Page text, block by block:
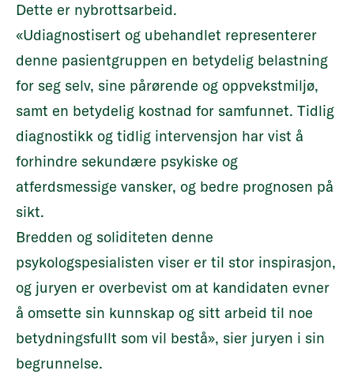
Dette er nybrottsarbeid.
«Udiagnostisert og ubehandlet representerer
denne pasientgruppen en betydelig belastning
for seg selv, sine pårørende og oppvekstmiljø,
samt en betydelig kostnad for samfunnet. Tidlig
diagnostikk og tidlig intervensjon har vist å
forhindre sekundære psykiske og
atferdsmessige vansker, og bedre prognosen på
sikt.
Bredden og soliditeten denne
psykologspesialisten viser er til stor inspirasjon,
og juryen er overbevist om at kandidaten evner
å omsette sin kunnskap og sitt arbeid til noe
betydningsfullt som vil bestå», sier juryen i sin
begrunnelse.